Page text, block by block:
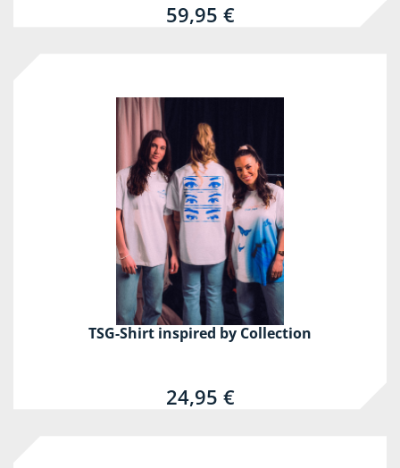
59,95 €
TSG-Shirt inspired by Collection
24,95 €